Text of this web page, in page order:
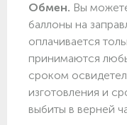
Обмен. Вы
баллоны на
оплачивается
принимаются
сроком
изготовления и
выбиты в верней